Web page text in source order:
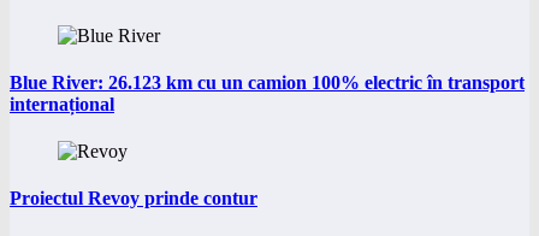
Blue River: 26.123 km cu un camion 100% electric în transport
internațional
Proiectul Revoy prinde contur